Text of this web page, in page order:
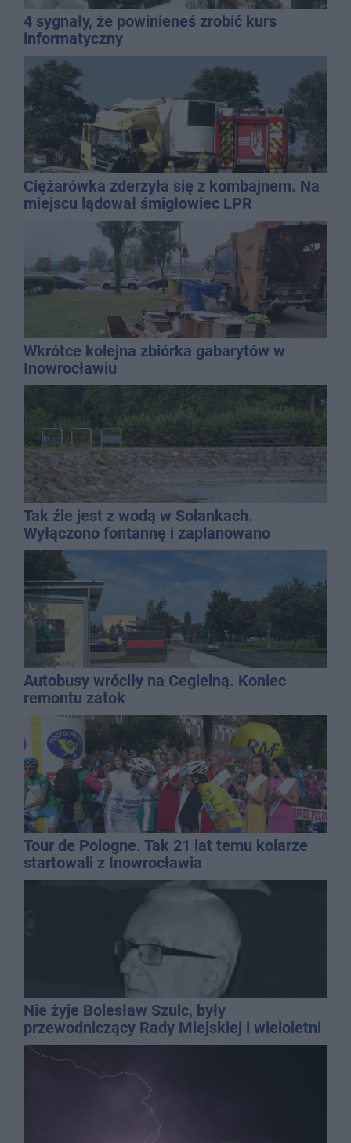
4 sygnały, że powinieneś zrobić kurs
informatyczny
Ciężarówka zderzyła się z kombajnem. Na
miejscu lądował śmigłowiec LPR
Wkrótce kolejna zbiórka gabarytów w
Inowrocławiu
Tak źle jest z wodą w Solankach.
Wyłączono fontannę i zaplanowano
dolewkę
Autobusy wróciły na Cegielną. Koniec
remontu zatok
Tour de Pologne. Tak 21 lat temu kolarze
startowali z Inowrocławia
Nie żyje Bolesław Szulc, były
przewodniczący Rady Miejskiej i wieloletni
dyrektor SP 14